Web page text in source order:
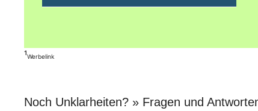
¹Werbelink
Noch Unklarheiten? » Fragen und